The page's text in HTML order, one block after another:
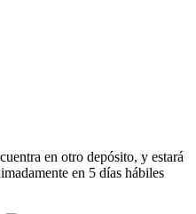
en otro depósito, y estará
en 5 días hábiles